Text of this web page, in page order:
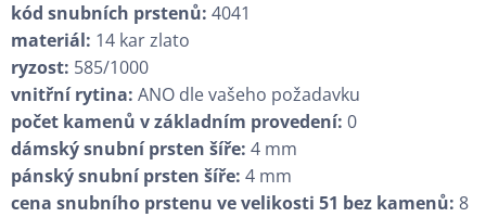
kód snubních prstenů: 4041
materiál: 14 kar zlato
ryzost: 585/1000
vnitřní rytina: ANO dle vašeho požadavku
počet kamenů v základním provedení: 0
dámský snubní prsten šíře: 4 mm
pánský snubní prsten šíře: 4 mm
cena snubního prstenu ve velikosti 51 bez kamenů: 8